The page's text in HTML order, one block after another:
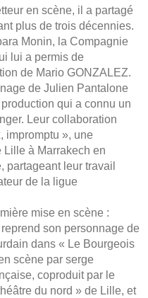
en scène, il a partagé
plus de trois décennies.
Monin, la Compagnie
lui a permis de
de Mario GONZALEZ.
de Julien Pantalone
qui a connu un
Leur collaboration
impromptu », une
à Marrakech en
partageant leur travail
de la ligue
mise en scène :
son personnage de
dans « Le Bourgeois
scène par serge
coproduit par le
du nord » de Lille, et